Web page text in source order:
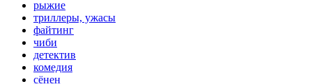
рыжие
триллеры, ужасы
файтинг
чиби
детектив
комедия
сёнен